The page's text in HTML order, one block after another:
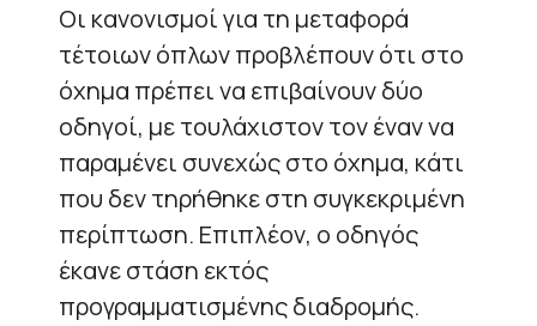
Οι κανονισμοί για τη μεταφορά
τέτοιων όπλων προβλέπουν ότι στο
όχημα πρέπει να επιβαίνουν δύο
οδηγοί, με τουλάχιστον τον έναν να
παραμένει συνεχώς στο όχημα, κάτι
που δεν τηρήθηκε στη συγκεκριμένη
περίπτωση. Επιπλέον, ο οδηγός
έκανε στάση εκτός
προγραμματισμένης διαδρομής.